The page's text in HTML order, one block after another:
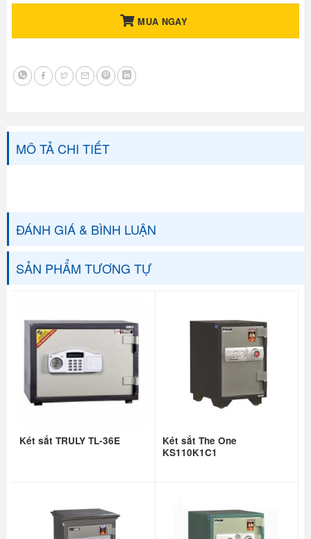
MUA NGAY
MÔ TẢ CHI TIẾT
ĐÁNH GIÁ & BÌNH LUẬN
SẢN PHẨM TƯƠNG TỰ
Két sắt TRULY TL-36E
Két sắt The One
KS110K1C1